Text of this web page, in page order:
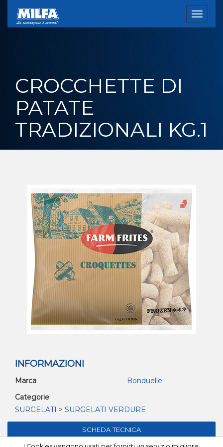
Toggle
CROCCHETTE DI
PATATE
TRADIZIONALI KG.1
INFORMAZIONI
Marca
Bonduelle
Categorie
SURGELATI > SURGELATI VERDURE